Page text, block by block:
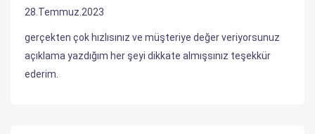
28.Temmuz.2023
gerçekten çok hızlısınız ve müşteriye değer veriyorsunuz
açıklama yazdığım her şeyi dikkate almışsınız teşekkür
ederim.